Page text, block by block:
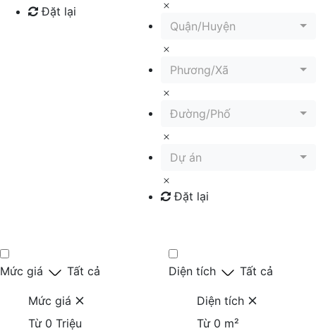
Đặt lại
Quận/Huyện
Phương/Xã
Đường/Phố
Dự án
Đặt lại
Mức giá Tất cả
Mức giá
Từ 0 Triệu
Diện tích Tất cả
Diện tích
Từ 0 m²